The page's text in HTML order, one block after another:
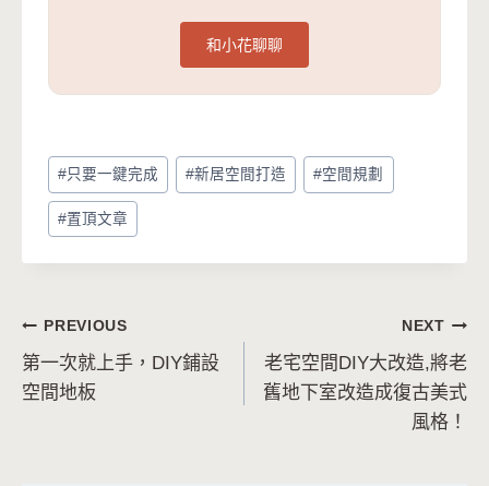
和小花聊聊
Post
Tags:
#只要一鍵完成 #新居空間打造 #空間規劃
#置頂文章
文
章
PREVIOUS
第一次就上手，DIY鋪設
空間地板
NEXT
老宅空間DIY大改造,將老
舊地下室改造成復古美式
風格！